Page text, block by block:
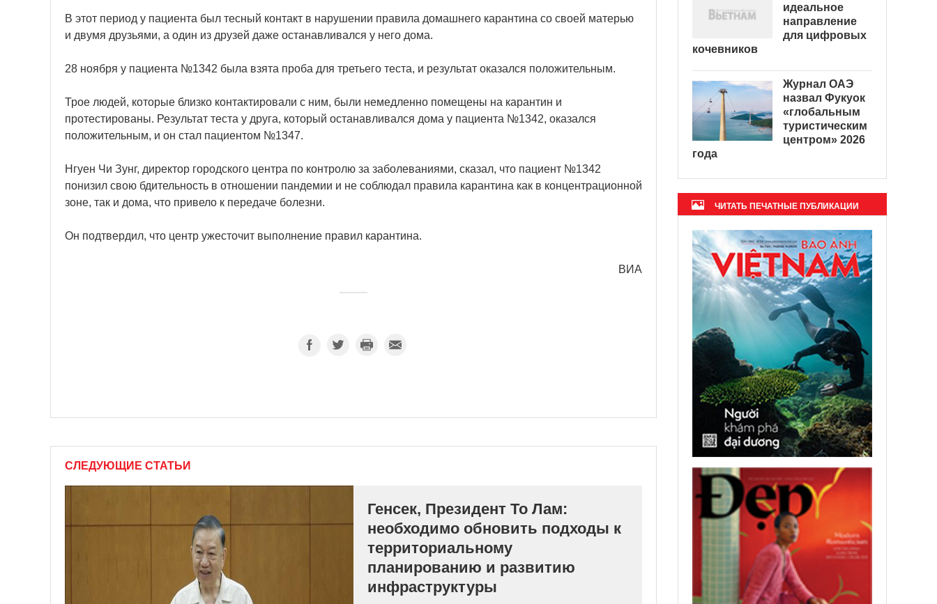
В этот период у пациента был тесный контакт в нарушении правила домашнего карантина со своей матерью
и двумя друзьями, а один из друзей даже останавливался у него дома.
28 ноября у пациента №1342 была взята проба для третьего теста, и результат оказался положительным.
Трое людей, которые близко контактировали с ним, были немедленно помещены на карантин и
протестированы. Результат теста у друга, который останавливался дома у пациента №1342, оказался
положительным, и он стал пациентом №1347.
Нгуен Чи Зунг, директор городского центра по контролю за заболеваниями, сказал, что пациент №1342
понизил свою бдительность в отношении пандемии и не соблюдал правила карантина как в концентрационной
зоне, так и дома, что привело к передаче болезни.
Он подтвердил, что центр ужесточит выполнение правил карантина.
ВИА
СЛЕДУЮЩИЕ СТАТЬИ
Генсек, Президент То Лам:
необходимо обновить подходы к
территориальному
планированию и развитию
инфраструктуры
идеальное
направление
для цифровых
кочевников
Журнал ОАЭ
назвал Фукуок
«глобальным
туристическим
центром» 2026
года
ЧИТАТЬ ПЕЧАТНЫЕ ПУБЛИКАЦИИ